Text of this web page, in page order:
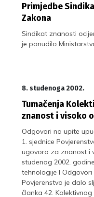
Primjedbe
Zakona
Sindikat znanosti
je ponudilo
8. studenoga 2002.
Tumačenja
znanost i visoko
Odgovori na upite
1. sjednice
ugovora za znanost i
studenog 2002.
tehnologije I
Povjerenstvo je dalo
članka 42.